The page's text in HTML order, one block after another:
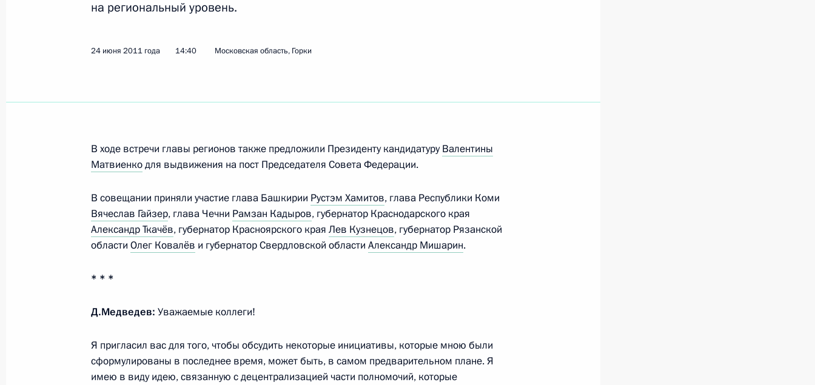
образовательного форума «Селигер»
Рабочая встреча с вице-премьерами Дмитрием Козаком
и Александром Хлопониным
6 июля 2011 года, 16:00 Московская область, Горки
6 июля 2011 года, 14:00 Московская область, Горки
5 июля 2011 года, вторник
на региональный уровень.
24 июня 2011 года 14:40 Московская область, Горки
В ходе встречи главы регионов также предложили Президенту кандидатуруВалентины
Матвиенкодля выдвижения на пост Председателя Совета Федерации.
В совещании приняли участие глава Башкирии Рустэм Хамитов, глава Республики Коми
Вячеслав Гайзер, глава Чечни Рамзан Кадыров, губернатор Краснодарского края
Александр Ткачёв, губернатор Красноярского края Лев Кузнецов, губернатор Рязанской
области Олег Ковалёв и губернатор Свердловской области Александр Мишарин.
* * *
Д.Медведев: Уважаемые коллеги!
Я пригласил вас для того, чтобы обсудить некоторые инициативы, которые мною были
сформулированы в последнее время, может быть, в самом предварительном плане. Я
имею в виду идею, связанную с децентрализацией части полномочий, которые